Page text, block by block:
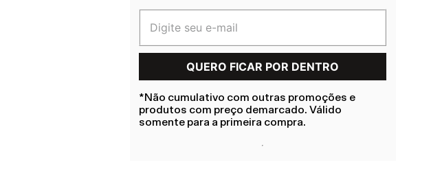
*Não cumulativo com outras promoções e
produtos com preço demarcado. Válido
somente para a primeira compra.